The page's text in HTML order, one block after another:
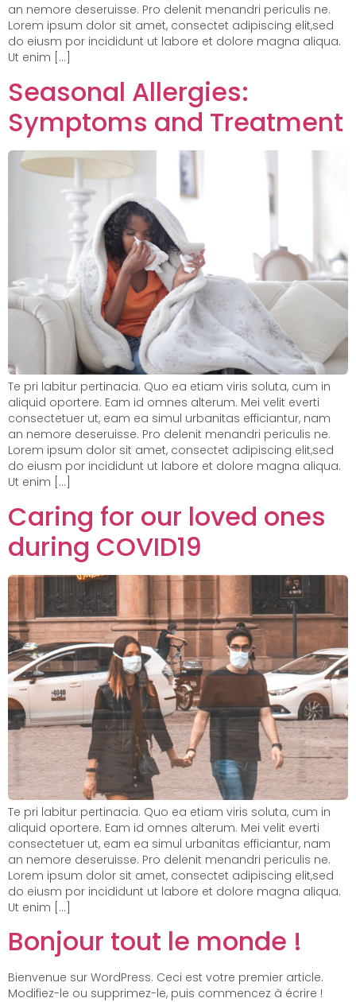
an nemore deseruisse. Pro delenit menandri periculis ne.
Lorem ipsum dolor sit amet, consectet adipiscing elit,sed
do eiusm por incididunt ut labore et dolore magna aliqua.
Ut enim […]
Seasonal Allergies:
Symptoms and Treatment
Te pri labitur pertinacia. Quo ea etiam viris soluta, cum in
aliquid oportere. Eam id omnes alterum. Mei velit everti
consectetuer ut, eam ea simul urbanitas efficiantur, nam
an nemore deseruisse. Pro delenit menandri periculis ne.
Lorem ipsum dolor sit amet, consectet adipiscing elit,sed
do eiusm por incididunt ut labore et dolore magna aliqua.
Ut enim […]
Caring for our loved ones
during COVID19
Te pri labitur pertinacia. Quo ea etiam viris soluta, cum in
aliquid oportere. Eam id omnes alterum. Mei velit everti
consectetuer ut, eam ea simul urbanitas efficiantur, nam
an nemore deseruisse. Pro delenit menandri periculis ne.
Lorem ipsum dolor sit amet, consectet adipiscing elit,sed
do eiusm por incididunt ut labore et dolore magna aliqua.
Ut enim […]
Bonjour tout le monde !
Bienvenue sur WordPress. Ceci est votre premier article.
Modifiez-le ou supprimez-le, puis commencez à écrire !